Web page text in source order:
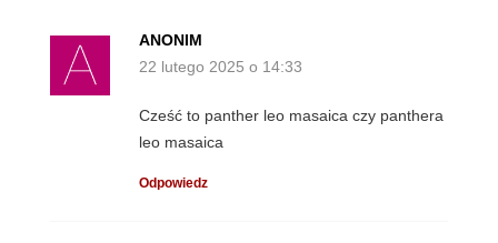
ANONIM
22 lutego 2025 o 14:33
Cześć to panther leo masaica czy panthera
leo masaica
Odpowiedz